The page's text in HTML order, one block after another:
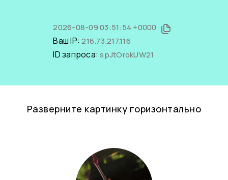
2026-08-09 03:51:54 +0000
Ваш IP:216.73.217.116
ID запроса:spJtOrokUW21
Разверните картинку горизонтально